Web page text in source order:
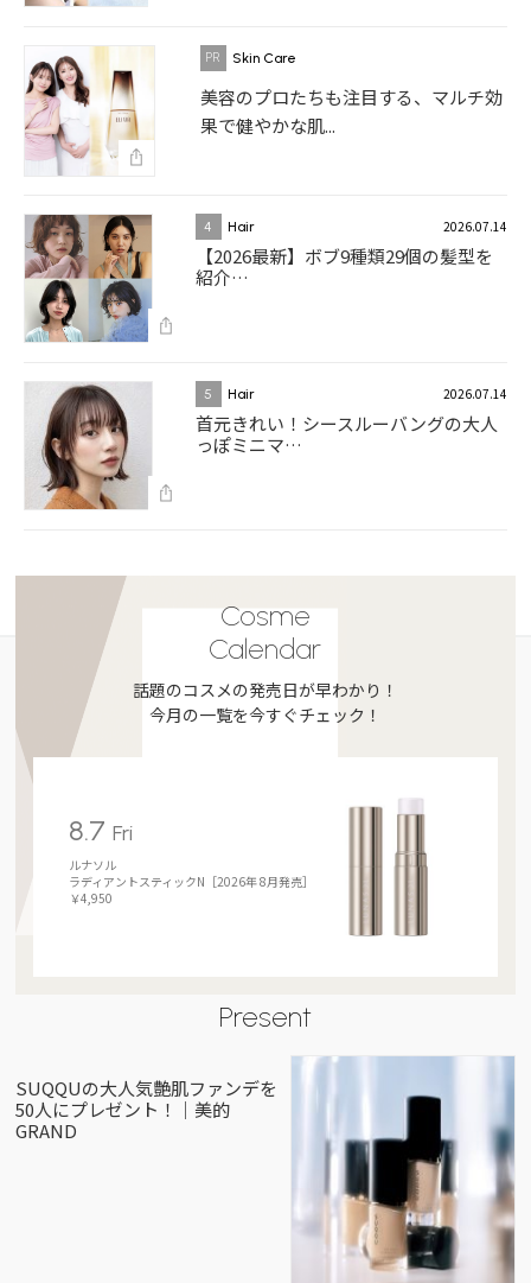
Skin Care
美容のプロたちも注目する、マルチ効
果で健やかな肌...
4 Hair 2026.07.14
【2026最新】ボブ9種類29個の髪型を
紹介…
5 Hair 2026.07.14
首元きれい！シースルーバングの大人
っぽミニマ…
Cosme
Calendar
話題のコスメの発売日が早わかり！
今月の一覧を今すぐチェック！
8.7 Fri
ルナソル
ラディアントスティックN［2026年 8月発売］
￥4,950
Present
SUQQUの大人気艶肌ファンデを
50人にプレゼント！｜美的
GRAND